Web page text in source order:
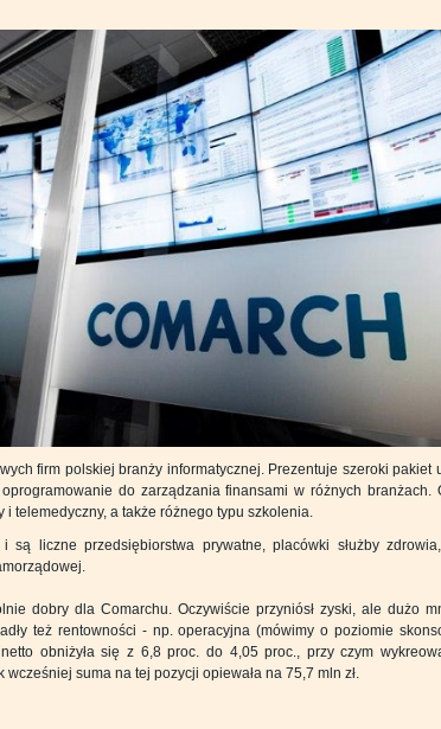
firm polskiej branży informatycznej. Prezentuje szeroki pakiet
do zarządzania finansami w różnych branżach.
i telemedyczny, a także różnego typu szkolenia.
i są liczne przedsiębiorstwa prywatne, placówki służby
dobry dla Comarchu. Oczywiście przyniósł zyski, ale dużo
też rentowności - np. operacyjna (mówimy o poziomie
obniżyła się z 6,8 proc. do 4,05 proc., przy czym
wcześniej suma na tej pozycji opiewała na 75,7 mln zł.